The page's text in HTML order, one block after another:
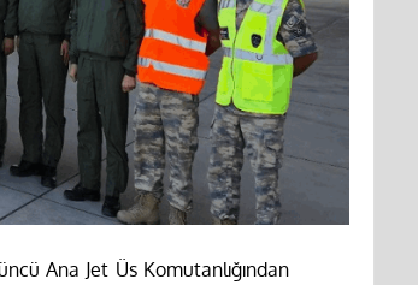
Ana Jet Üs Komutanlığından